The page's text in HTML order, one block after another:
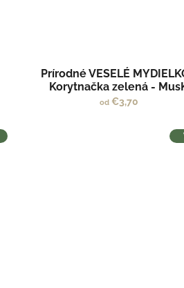
Prírodné VESELÉ
Korytnačka zelená -
od€3,70